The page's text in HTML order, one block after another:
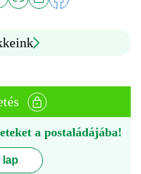
a postaládájába!
lap